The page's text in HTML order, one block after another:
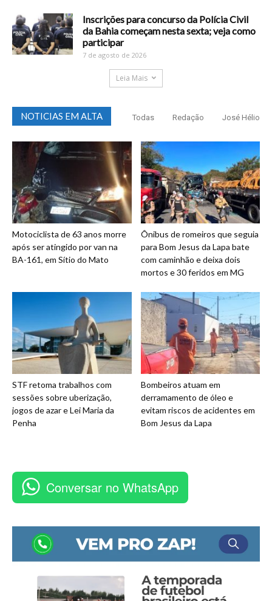
Inscrições para concurso da Polícia Civil
da Bahia começam nesta sexta; veja como
participar
7 de agosto de 2026
Leia Mais
NOTICIAS EM ALTA Todas Redação José Hélio
Motociclista de 63 anos morre
após ser atingido por van na
BA-161, em Sítio do Mato
Ônibus de romeiros que seguia
para Bom Jesus da Lapa bate
com caminhão e deixa dois
mortos e 30 feridos em MG
STF retoma trabalhos com
sessões sobre uberização,
jogos de azar e Lei Maria da
Penha
Bombeiros atuam em
derramamento de óleo e
evitam riscos de acidentes em
Bom Jesus da Lapa
Conversar no WhatsApp